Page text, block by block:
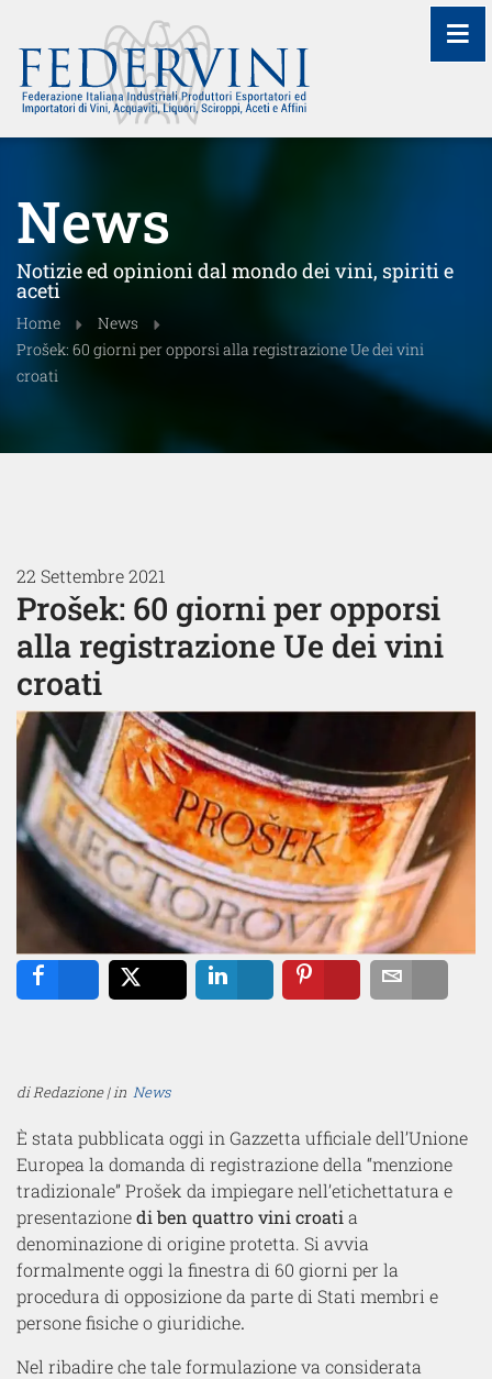
News
Notizie ed opinioni dal mondo dei vini, spiriti e
aceti
Home
News
Prošek: 60 giorni per opporsi alla registrazione Ue dei vini
croati
22 Settembre 2021
Prošek: 60 giorni per opporsi
alla registrazione Ue dei vini
croati
di Redazione | in News
È stata pubblicata oggi in Gazzetta ufficiale dell’Unione
Europea la domanda di registrazione della “menzione
tradizionale” Prošek da impiegare nell’etichettatura e
presentazionedi ben quattro vini croati a
denominazione di origine protetta. Si avvia
formalmente oggi la finestra di 60 giorni per la
procedura di opposizione da parte di Stati membri e
persone fisiche o giuridiche.
Nel ribadire che tale formulazione va considerata
≡